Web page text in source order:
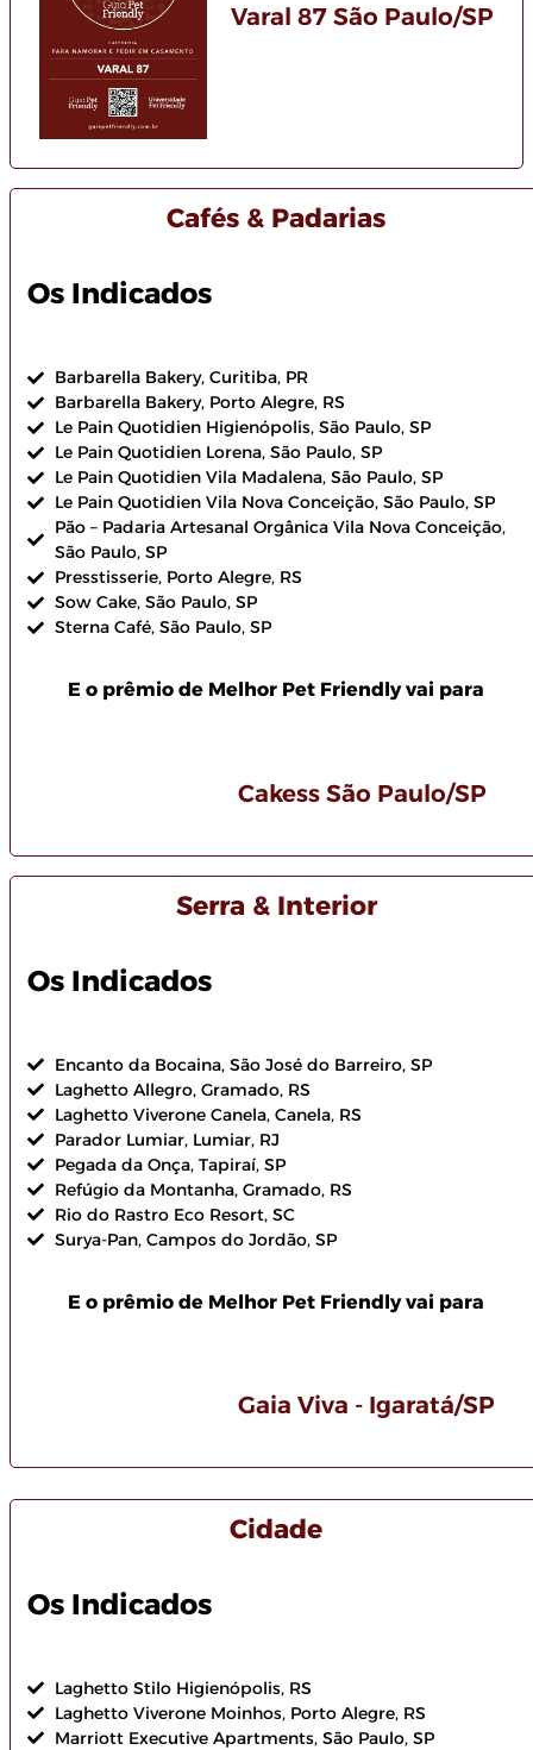
Varal 87 São Paulo/SP
Cafés & Padarias
Os Indicados
Barbarella Bakery, Curitiba, PR
Barbarella Bakery, Porto Alegre, RS
Le Pain Quotidien Higienópolis, São Paulo, SP
Le Pain Quotidien Lorena, São Paulo, SP
Le Pain Quotidien Vila Madalena, São Paulo, SP
Le Pain Quotidien Vila Nova Conceição, São Paulo, SP
Pão – Padaria Artesanal Orgânica Vila Nova Conceição,
São Paulo, SP
Presstisserie, Porto Alegre, RS
Sow Cake, São Paulo, SP
Sterna Café, São Paulo, SP
E o prêmio de Melhor Pet Friendly vai para
Cakess São Paulo/SP
Serra & Interior
Os Indicados
Encanto da Bocaina, São José do Barreiro, SP
Laghetto Allegro, Gramado, RS
Laghetto Viverone Canela, Canela, RS
Parador Lumiar, Lumiar, RJ
Pegada da Onça, Tapiraí, SP
Refúgio da Montanha, Gramado, RS
Rio do Rastro Eco Resort, SC
Surya-Pan, Campos do Jordão, SP
E o prêmio de Melhor Pet Friendly vai para
Gaia Viva - Igaratá/SP
Cidade
Os Indicados
Laghetto Stilo Higienópolis, RS
Laghetto Viverone Moinhos, Porto Alegre, RS
Marriott Executive Apartments, São Paulo, SP